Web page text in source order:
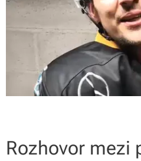
Rozhovor mezi